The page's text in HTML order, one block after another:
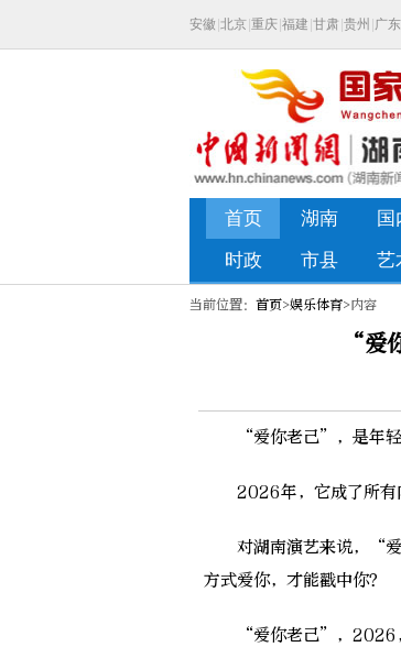
当前位置： 首页>娱乐体育>内容
“爱
“爱你老己”，是年轻
2026年，它成了所有内
对湖南演艺来说，“爱
方式爱你，才能戳中你？
“爱你老己”，2026，